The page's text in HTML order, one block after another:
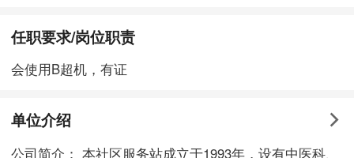
任职要求/岗位职责
会使用B超机，有证
单位介绍
公司简介： 本社区服务站成立于1993年，设有中医科、